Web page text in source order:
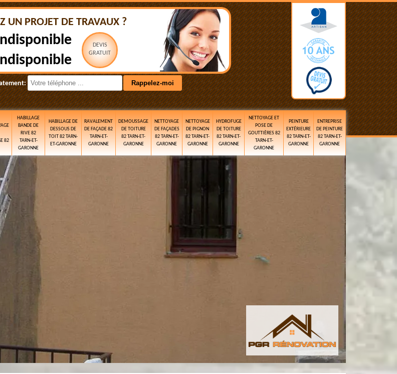
UN PROJET DE TRAVAUX ?
DEVIS
GRATUIT
82
HABILLAGE
BANDE DE
RIVE 82
TARN-ET-
GARONNE
HABILLAGE DE
DESSOUS DE
TOIT 82 TARN-
ET-GARONNE
RAVALEMENT
DE FAÇADE 82
TARN-ET-
GARONNE
DEMOUSSAGE
DE TOITURE
82 TARN-ET-
GARONNE
NETTOYAGE
DE FAÇADES
82 TARN-ET-
GARONNE
NETTOYAGE
DE PIGNON
82 TARN-ET-
GARONNE
HYDROFUGE
DE TOITURE
82 TARN-ET-
GARONNE
NETTOYAGE ET
POSE DE
GOUTTIÈRES 82
TARN-ET-
GARONNE
PEINTURE
EXTÉRIEURE
82 TARN-ET-
GARONNE
ENTREPRISE
DE PEINTURE
82 TARN-ET-
GARONNE